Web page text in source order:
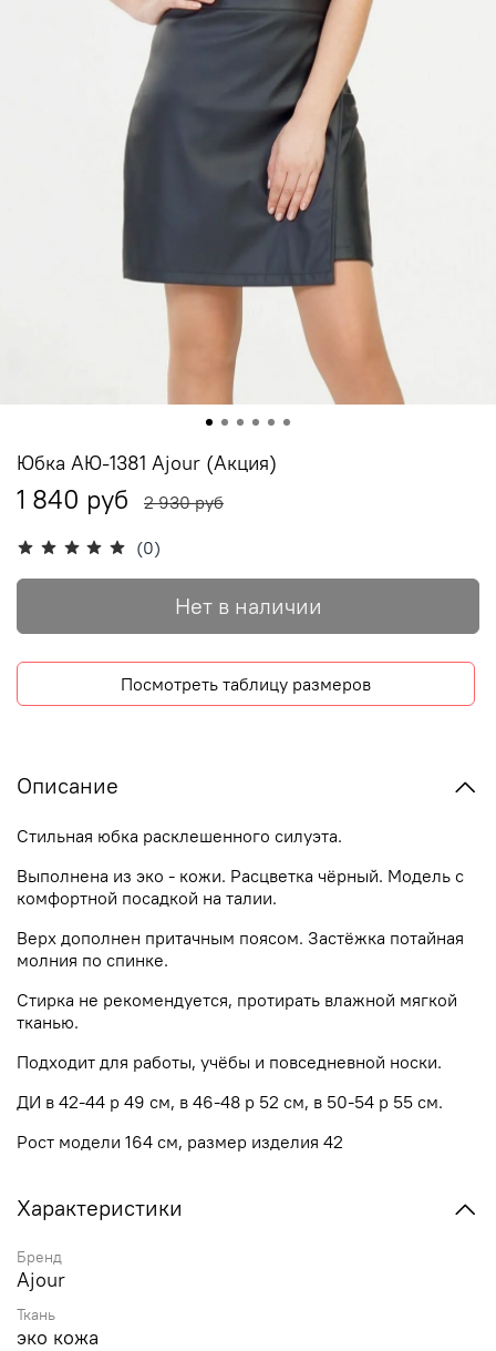
(0)
Юбка АЮ-1381 Ajour (Акция)
1 840 руб 2 930 руб
Нет в наличии
Посмотреть таблицу размеров
Описание
Стильная юбка расклешенного силуэта.
Выполнена из эко - кожи. Расцветка чёрный. Модель с
комфортной посадкой на талии.
Верх дополнен притачным поясом. Застёжка потайная
молния по спинке.
Стирка не рекомендуется, протирать влажной мягкой
тканью.
Подходит для работы, учёбы и повседневной носки.
ДИ в 42-44 р 49 см, в 46-48 р 52 см, в 50-54 р 55 см.
Рост модели 164 см, размер изделия 42
Характеристики
Бренд
Ajour
Ткань
эко кожа